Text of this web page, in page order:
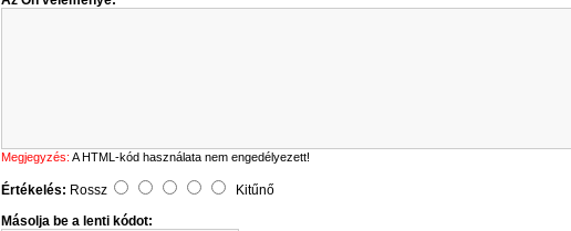
Megjegyzés: A HTML-kód használata nem engedélyezett!
Értékelés: Rossz
Kitűnő
Másolja be a lenti kódot: